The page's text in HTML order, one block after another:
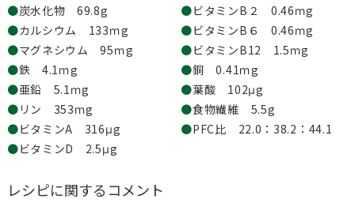
●炭水化物 69.8g
●カルシウム 133ｍg
●マグネシウム 95ｍg
●鉄 4.1ｍg
●亜鉛 5.1ｍg
● リン 353ｍg
●ビタミンA 316μg
●ビタミンD 2.5μg
●ビタミンB２ 0.46ｍg
●ビタミンB６ 0.46ｍg
●ビタミンB12 1.5ｍg
●銅 0.41ｍg
●葉酸 102μg
●食物繊維 5.5g
●PFC比 22.0：38.2：44.1
レシピに関するコメント